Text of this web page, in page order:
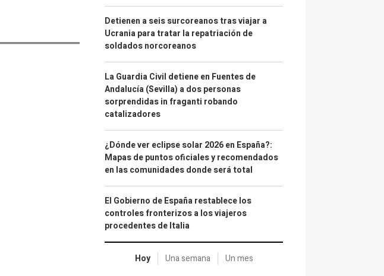
Detienen a seis surcoreanos tras viajar a
Ucrania para tratar la repatriación de
soldados norcoreanos
La Guardia Civil detiene en Fuentes de
Andalucía (Sevilla) a dos personas
sorprendidas in fraganti robando
catalizadores
¿Dónde ver eclipse solar 2026 en España?:
Mapas de puntos oficiales y recomendados
en las comunidades donde será total
El Gobierno de España restablece los
controles fronterizos a los viajeros
procedentes de Italia
Hoy Una semana Un mes